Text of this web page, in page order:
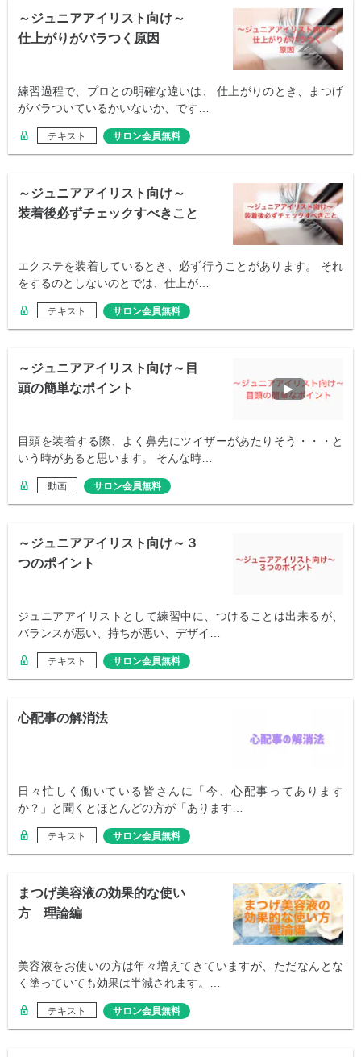
～ジュニアアイリスト向け～
仕上がりがバラつく原因
練習過程で、プロとの明確な違いは、 仕上がりのとき、まつげ
がバラついているかいないか、です…
テキスト サロン会員無料
～ジュニアアイリスト向け～
装着後必ずチェックすべきこと
エクステを装着しているとき、必ず行うことがあります。 それ
をするのとしないのとでは、仕上が…
テキスト サロン会員無料
～ジュニアアイリスト向け～目
頭の簡単なポイント
目頭を装着する際、よく鼻先にツイザーがあたりそう・・・と
いう時があると思います。 そんな時…
動画 サロン会員無料
～ジュニアアイリスト向け～３
つのポイント
ジュニアアイリストとして練習中に、つけることは出来るが、
バランスが悪い、持ちが悪い、デザイ…
テキスト サロン会員無料
心配事の解消法
日々忙しく働いている皆さんに「今、心配事ってあります
か？」と聞くとほとんどの方が「あります…
テキスト サロン会員無料
まつげ美容液の効果的な使い
方 理論編
美容液をお使いの方は年々増えてきていますが、ただなんとな
く塗っていても効果は半減されます。…
テキスト サロン会員無料